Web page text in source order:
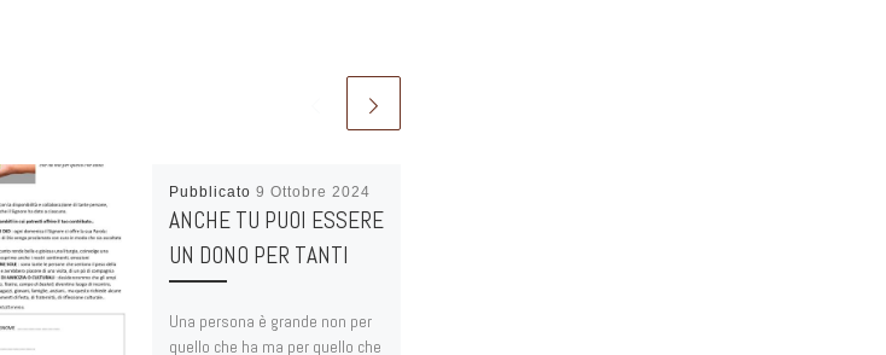
Pubblicato 9 Ottobre 2024
ANCHE TU PUOI ESSERE
UN DONO PER TANTI
Una persona è grande non per
quello che ha ma per quello che